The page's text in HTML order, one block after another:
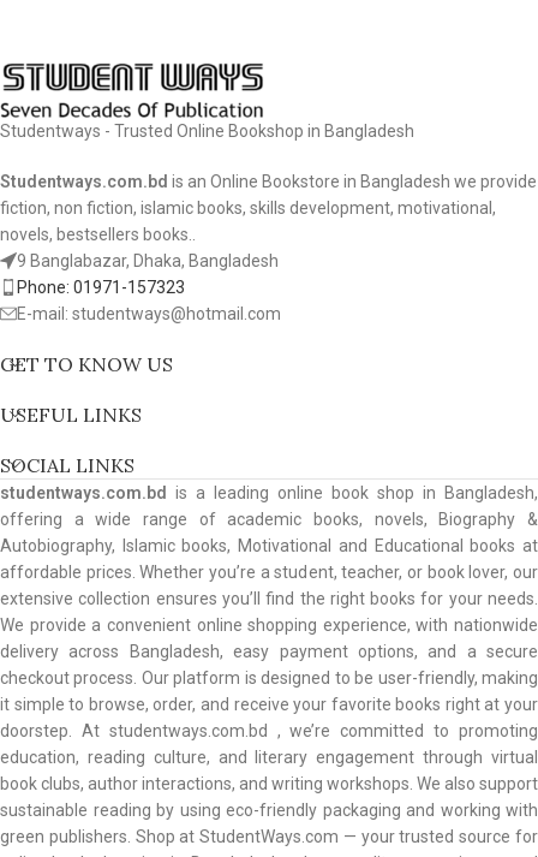
Studentways - Trusted Online Bookshop in Bangladesh
Studentways.com.bd is an Online Bookstore in Bangladesh we provide
fiction, non fiction, islamic books, skills development, motivational,
novels, bestsellers books..
9 Banglabazar, Dhaka, Bangladesh
Phone: 01971-157323
E-mail: studentways@hotmail.com
GET TO KNOW US
USEFUL LINKS
SOCIAL LINKS
studentways.com.bd is a leading online book shop in Bangladesh,
offering a wide range of academic books, novels, Biography &
Autobiography, Islamic books, Motivational and Educational books at
affordable prices. Whether you’re a student, teacher, or book lover, our
extensive collection ensures you’ll find the right books for your needs.
We provide a convenient online shopping experience, with nationwide
delivery across Bangladesh, easy payment options, and a secure
checkout process. Our platform is designed to be user-friendly, making
it simple to browse, order, and receive your favorite books right at your
doorstep. At studentways.com.bd , we’re committed to promoting
education, reading culture, and literary engagement through virtual
book clubs, author interactions, and writing workshops. We also support
sustainable reading by using eco-friendly packaging and working with
green publishers. Shop at StudentWays.com — your trusted source for